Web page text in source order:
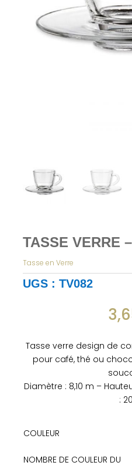
TASSE VERRE
Tasse en Verre
UGS : TV082
Tasse verre design de
pour café, thé ou
Diamètre : 8,10 m –
:
COULEUR
NOMBRE DE COULEUR DU